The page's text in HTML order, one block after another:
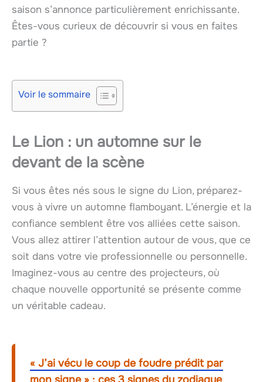
saison s’annonce particulièrement enrichissante.
Êtes-vous curieux de découvrir si vous en faites
partie ?
Voir le sommaire
Le Lion : un automne sur le
devant de la scène
Si vous êtes nés sous le signe du Lion, préparez-
vous à vivre un automne flamboyant. L’énergie et la
confiance semblent être vos alliées cette saison.
Vous allez attirer l’attention autour de vous, que ce
soit dans votre vie professionnelle ou personnelle.
Imaginez-vous au centre des projecteurs, où
chaque nouvelle opportunité se présente comme
un véritable cadeau.
« J’ai vécu le coup de foudre prédit par
mon signe » : ces 3 signes du zodiaque